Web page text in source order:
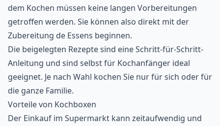
dem Kochen müssen keine langen Vorbereitungen
getroffen werden. Sie können also direkt mit der
Zubereitung de Essens beginnen.
Die beigelegten Rezepte sind eine Schritt-für-Schritt-
Anleitung und sind selbst für Kochanfänger ideal
geeignet. Je nach Wahl kochen Sie nur für sich oder für
die ganze Familie.
Vorteile von Kochboxen
Der Einkauf im Supermarkt kann zeitaufwendig und